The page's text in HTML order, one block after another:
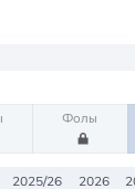
Фолы
2025/26 2026